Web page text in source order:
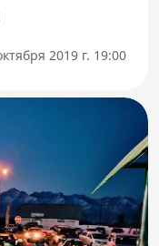
2019 г. 19:00